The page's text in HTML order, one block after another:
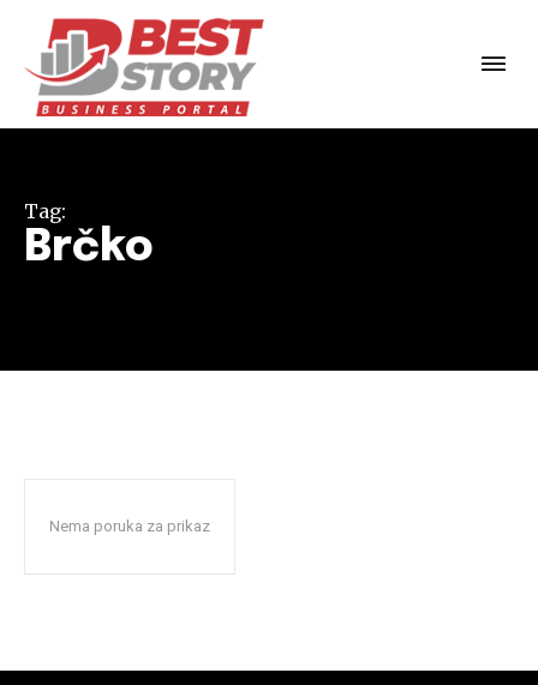
Tag:
Brčko
Nema poruka za prikaz